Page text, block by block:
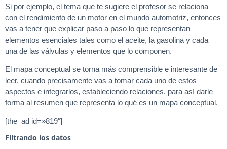
Si por ejemplo, el tema que te sugiere el profesor se relaciona
con el rendimiento de un motor en el mundo automotriz, entonces
vas a tener que explicar paso a paso lo que representan
elementos esenciales tales como el aceite, la gasolina y cada
una de las válvulas y elementos que lo componen.
El mapa conceptual se torna más comprensible e interesante de
leer, cuando precisamente vas a tomar cada uno de estos
aspectos e integrarlos, estableciendo relaciones, para así darle
forma al resumen que representa lo qué es un mapa conceptual.
[the_ad id=»819″]
Filtrando los datos